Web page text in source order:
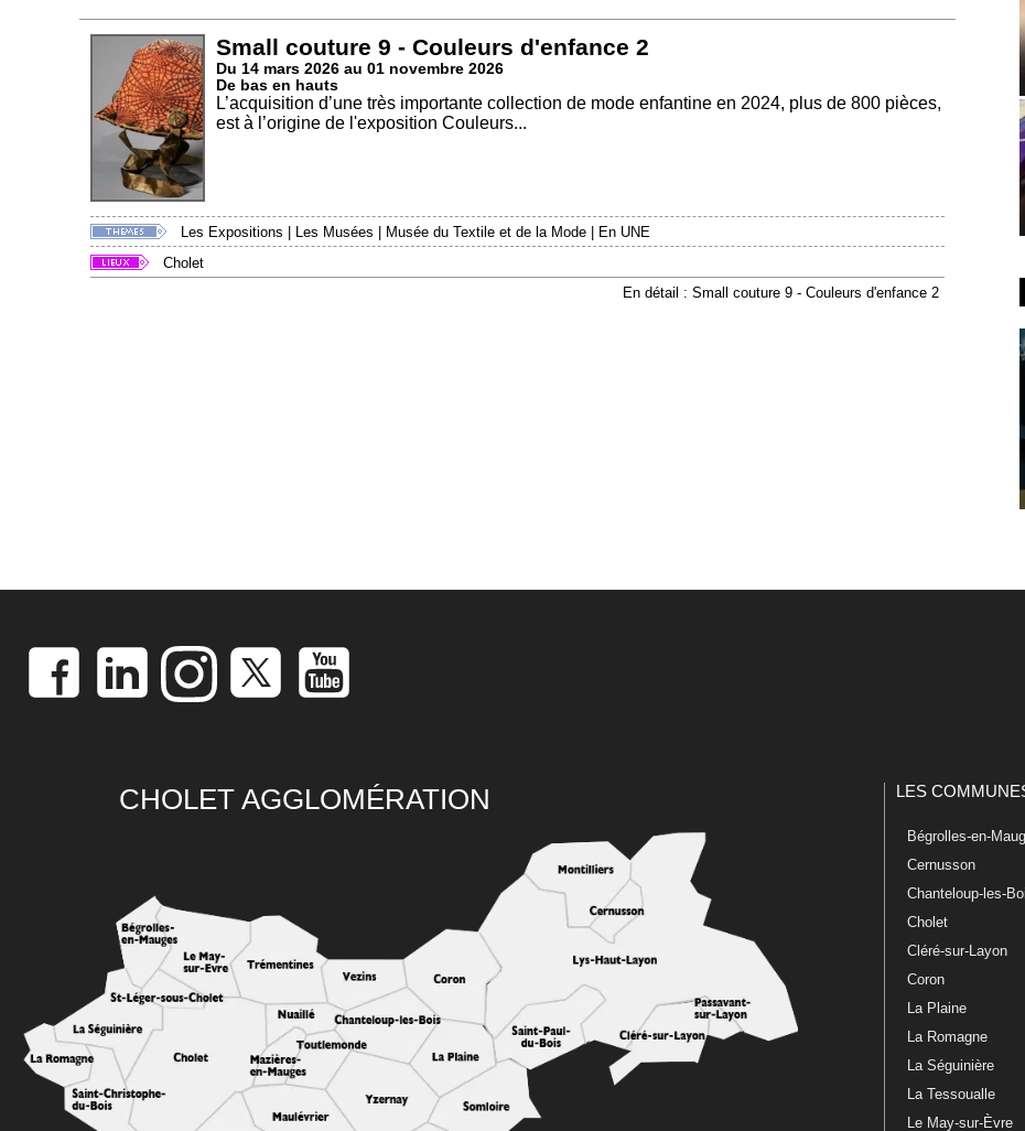
Small couture 9 - Couleurs d'enfance 2
Du 14 mars 2026 au 01 novembre 2026
De bas en hauts
L’acquisition d’une très importante collection de mode enfantine en 2024, plus de 800 pièces,
est à l’origine de l'exposition Couleurs...
Les Expositions Les Musées Musée du Textile et de la Mode
En UNE
Cholet
En détail : Small couture 9 - Couleurs d'enfance 2
CHOLET AGGLOMÉRATION LES
Bégrolles-en-
Cernusson
Chanteloup-les-
Cholet
Cléré-sur-Layon
Coron
La Plaine
La Romagne
La Séguinière
La Tessoualle
Le May-sur-Èvre